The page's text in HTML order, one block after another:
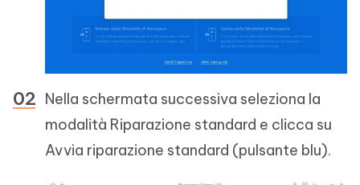
Nella schermata successiva seleziona la
modalità Riparazione standard e clicca su
Avvia riparazione standard (pulsante blu).